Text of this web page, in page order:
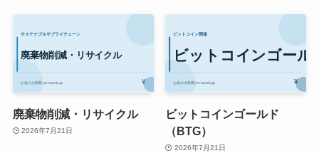
廃棄物削減・リサイクル
2026年7月21日
ビットコインゴールド
（BTG）
2026年7月21日